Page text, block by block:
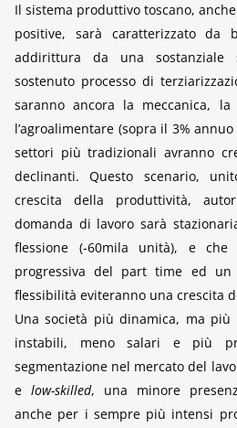
Il sistema produttivo toscano,
positive, sarà caratterizzato da
addirittura da una sostanziale
sostenuto processo di
saranno ancora la meccanica,
l’agroalimentare (sopra il 3%
settori più tradizionali avranno
declinanti. Questo scenario,
crescita della produttività,
domanda di lavoro sarà
flessione (-60mila unità), e
progressiva del part time ed un
flessibilità eviteranno una crescita
Una società più dinamica, ma
instabili, meno salari e più
segmentazione nel mercato del
e low-skilled, una minore
anche per i sempre più intensi